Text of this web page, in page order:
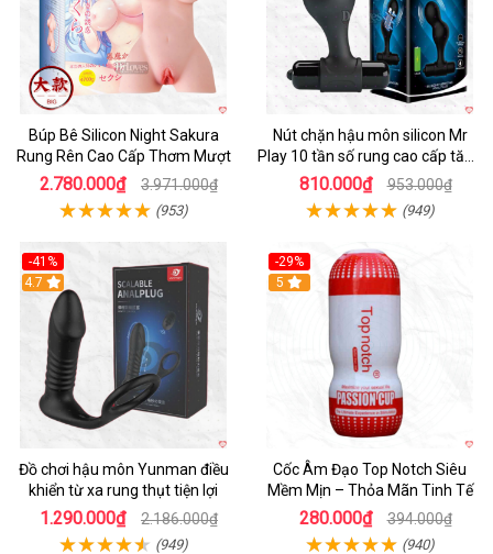
Búp Bê Silicon Night Sakura
Rung Rên Cao Cấp Thơm Mượt
2.780.000₫ 3.971.000₫
(953)
Nút chặn hậu môn silicon Mr
Play 10 tần số rung cao cấp tăng
khoái cảm
810.000₫ 953.000₫
(949)
-41%
Hot
4.7
Đồ chơi hậu môn Yunman điều
khiển từ xa rung thụt tiện lợi
1.290.000₫ 2.186.000₫
(949)
-29%
5
Cốc Âm Đạo Top Notch Siêu
Mềm Mịn – Thỏa Mãn Tinh Tế
280.000₫ 394.000₫
(940)